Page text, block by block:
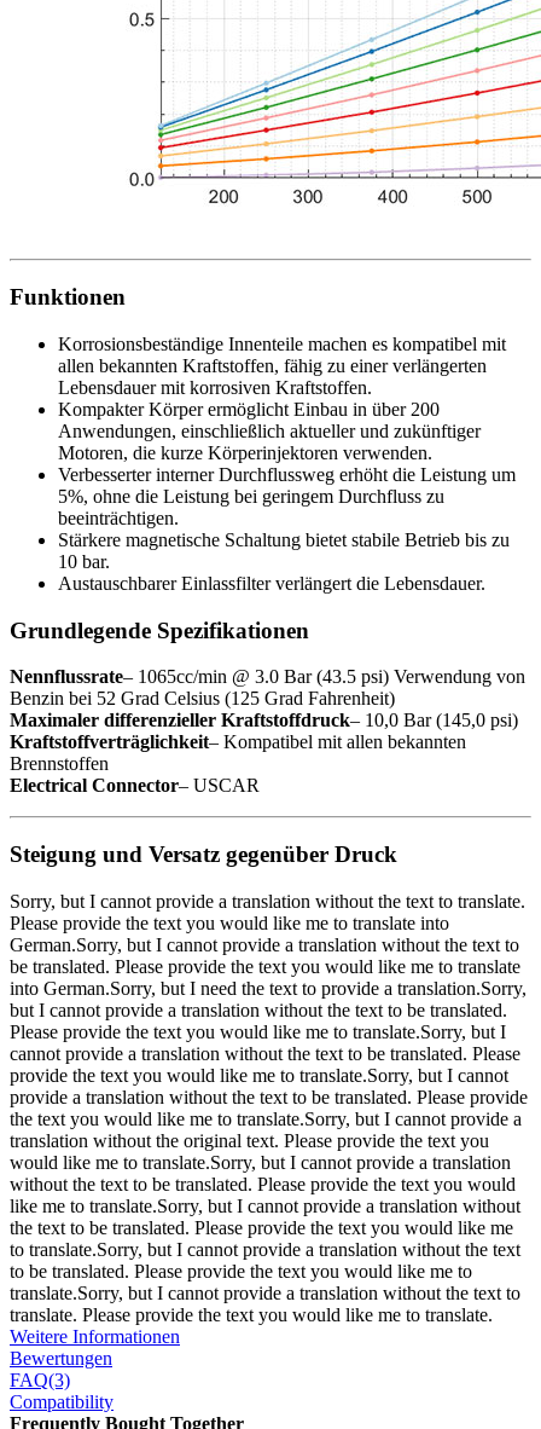
Funktionen
Korrosionsbeständige Innenteile machen es kompatibel mit
allen bekannten Kraftstoffen, fähig zu einer verlängerten
Lebensdauer mit korrosiven Kraftstoffen.
Kompakter Körper ermöglicht Einbau in über 200
Anwendungen, einschließlich aktueller und zukünftiger
Motoren, die kurze Körperinjektoren verwenden.
Verbesserter interner Durchflussweg erhöht die Leistung um
5%, ohne die Leistung bei geringem Durchfluss zu
beeinträchtigen.
Stärkere magnetische Schaltung bietet stabile Betrieb bis zu
10 bar.
Austauschbarer Einlassfilter verlängert die Lebensdauer.
Grundlegende Spezifikationen
Nennflussrate– 1065cc/min @ 3.0 Bar (43.5 psi) Verwendung von
Benzin bei 52 Grad Celsius (125 Grad Fahrenheit)
Maximaler differenzieller Kraftstoffdruck– 10,0 Bar (145,0 psi)
Kraftstoffverträglichkeit– Kompatibel mit allen bekannten
Brennstoffen
Electrical Connector– USCAR
Steigung und Versatz gegenüber Druck
Sorry, but I cannot provide a translation without the text to translate.
Please provide the text you would like me to translate into
German.Sorry, but I cannot provide a translation without the text to
be translated. Please provide the text you would like me to translate
into German.Sorry, but I need the text to provide a translation.Sorry,
but I cannot provide a translation without the text to be translated.
Please provide the text you would like me to translate.Sorry, but I
cannot provide a translation without the text to be translated. Please
provide the text you would like me to translate.Sorry, but I cannot
provide a translation without the text to be translated. Please provide
the text you would like me to translate.Sorry, but I cannot provide a
translation without the original text. Please provide the text you
would like me to translate.Sorry, but I cannot provide a translation
without the text to be translated. Please provide the text you would
like me to translate.Sorry, but I cannot provide a translation without
the text to be translated. Please provide the text you would like me
to translate.Sorry, but I cannot provide a translation without the text
to be translated. Please provide the text you would like me to
translate.Sorry, but I cannot provide a translation without the text to
translate. Please provide the text you would like me to translate.
Weitere Informationen
Bewertungen
FAQ(3)
Compatibility
Frequently Bought Together